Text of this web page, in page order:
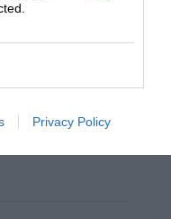
Privacy Policy